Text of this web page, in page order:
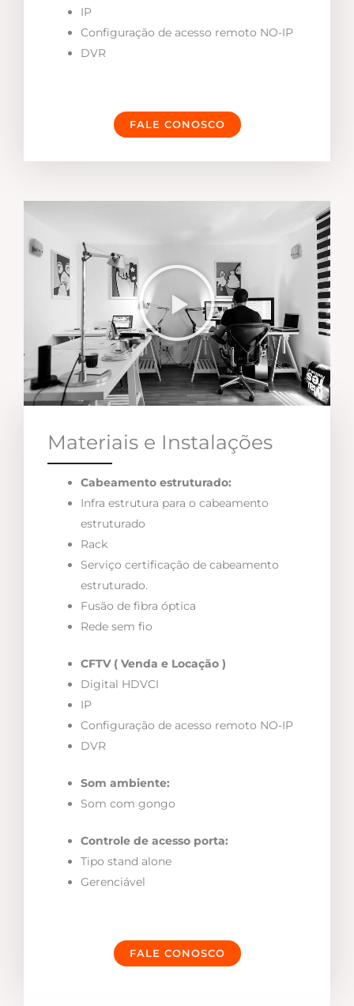
IP
Configuração de acesso remoto NO-IP
DVR
FALE CONOSCO
Materiais e Instalações
Cabeamento estruturado:
Infra estrutura para o cabeamento
estruturado
Rack
Serviço certificação de cabeamento
estruturado.
Fusão de fibra óptica
Rede sem fio
CFTV ( Venda e Locação )
Digital HDVCI
IP
Configuração de acesso remoto NO-IP
DVR
Som ambiente:
Som com gongo
Controle de acesso porta:
Tipo stand alone
Gerenciável
FALE CONOSCO